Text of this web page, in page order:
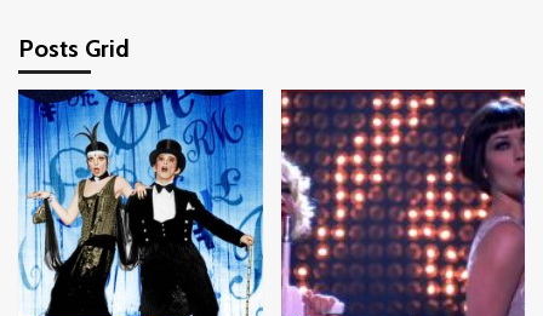
Posts Grid